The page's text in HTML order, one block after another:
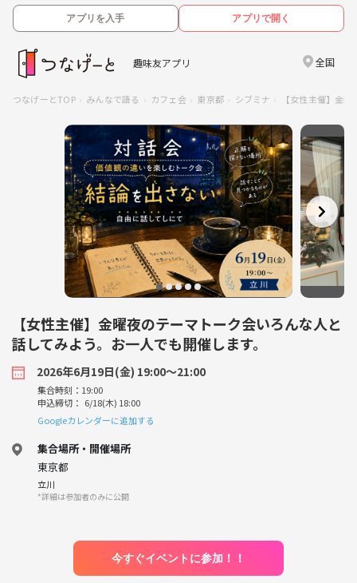
アプリを入手 アプリで開く
趣味友アプリ 全国
つなげーとTOP みんなで語る カフェ会 東京都 シブミナ 【女性主催】金
【女性主催】金曜夜のテーマトーク会いろんな人と
話してみよう。お一人でも開催します。
2026年6月19日(金) 19:00〜21:00
集合時刻：19:00
申込締切： 6/18(木) 18:00
Googleカレンダーに追加する
集合場所・開催場所
東京都
立川
*詳細は参加者のみに公開
今すぐイベントに参加！！